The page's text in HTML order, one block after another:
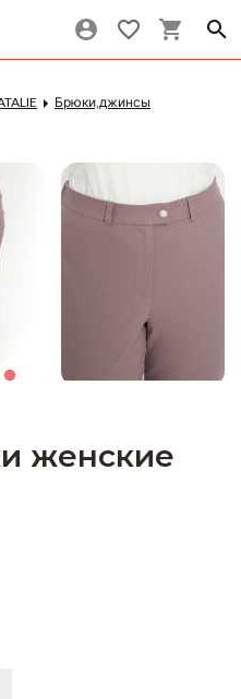
Брюки,джинсы
женские